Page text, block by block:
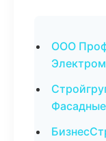
ООО